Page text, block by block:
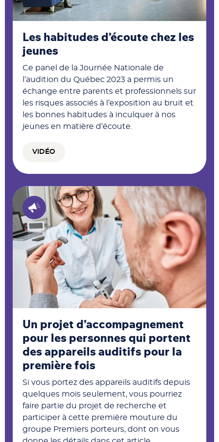
Les habitudes d’écoute chez les
jeunes
Ce panel de la Journée Nationale de
l’audition du Québec 2023 a permis un
échange entre parents et professionnels sur
les risques associés à l’exposition au bruit et
les bonnes habitudes à inculquer à nos
jeunes en matière d’écoute.
VIDÉO
Un projet d’accompagnement
pour les personnes qui portent
des appareils auditifs pour la
première fois
Si vous portez des appareils auditifs depuis
quelques mois seulement, vous pourriez
faire partie du projet de recherche et
participer à cette première mouture du
groupe Premiers porteurs, dont on vous